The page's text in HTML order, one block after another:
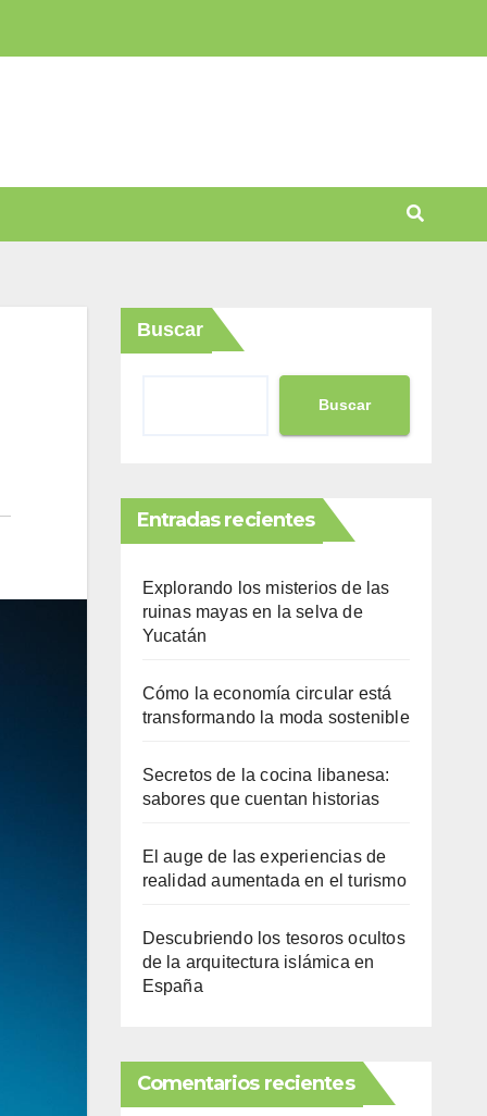
Buscar
Buscar
Entradas recientes
Explorando los misterios de las
ruinas mayas en la selva de
Yucatán
Cómo la economía circular está
transformando la moda sostenible
Secretos de la cocina libanesa:
sabores que cuentan historias
El auge de las experiencias de
realidad aumentada en el turismo
Descubriendo los tesoros ocultos
de la arquitectura islámica en
España
Comentarios recientes